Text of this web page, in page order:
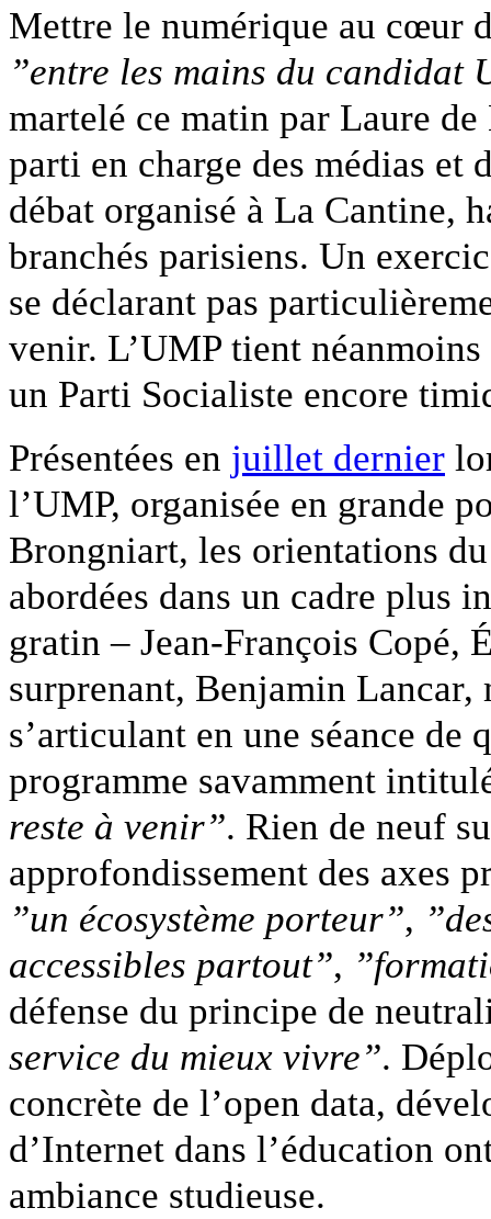
Mettre le numérique au cœur
”entre les mains du candidat
martelé ce matin par Laure
parti en charge des médias et
débat organisé à La Cantine,
branchés parisiens. Un
se déclarant pas
venir. L’UMP tient
un Parti Socialiste encore
Présentées en juillet dernier
l’UMP, organisée en grande
Brongniart, les orientations
abordées dans un cadre plus
gratin – Jean-François Copé,
surprenant, Benjamin Lancar,
s’articulant en une séance de
programme savamment
reste à venir”. Rien de neuf
approfondissement des axes
”un écosystème porteur”,
accessibles partout”,
défense du principe de
service du mieux vivre”.
concrète de l’open data,
d’Internet dans l’éducation
ambiance studieuse.